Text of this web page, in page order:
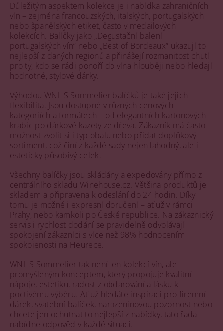
Důležitým aspektem kolekce je i nabídka zahraničních
vín – zejména francouzských, italských, portugalských
nebo španělských etiket, často v medailových
kolekcích. Balíčky jako „Degustační balení
portugalských vín“ nebo „Best of Bordeaux“ ukazují to
nejlepší z daných regionů a přinášejí rozmanitost chutí
pro ty, kdo se rádi ponoří do vína hlouběji nebo hledají
hodnotné, stylové dárky.
Výhodou WNHS Sommelier balíčků je také jejich
flexibilita. Jsou dostupné v různých cenových
kategoriích a formátech – od elegantních kartonových
krabic po dárkové kazety ze dřeva. Zákazník má často
možnost zvolit si i typ obalu nebo přidat doplňkový
sortiment, což činí z každé sady nejen lahodný, ale i
esteticky působivý celek.
Všechny balíčky jsou skládány a expedovány přímo z
centrálního skladu Winehouse.cz. Většina produktů je
skladem a připravena k odeslání do 24 hodin. Díky
tomu je možné i expresní doručení – ať už v rámci
Prahy, nebo kamkoli po České republice. Na zákaznický
servis i rychlost dodání se pravidelně odvolávají
spokojení zákazníci s více než 98% hodnocením
spokojenosti na Heurece.
WNHS Sommelier tak není jen kolekcí vín, ale
promyšleným konceptem, který propojuje kvalitní
nápoje, estetiku, radost z obdarování a lásku k
poctivému výběru. Ať už hledáte inspiraci pro firemní
dárek, svatební balíček, narozeninovou pozornost nebo
chcete jen ochutnat to nejlepší z nabídky, tato řada
nabídne odpověď v každé situaci.